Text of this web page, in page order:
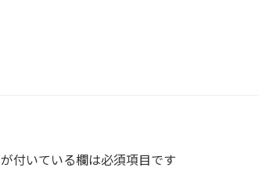
が付いている欄は必須項目です